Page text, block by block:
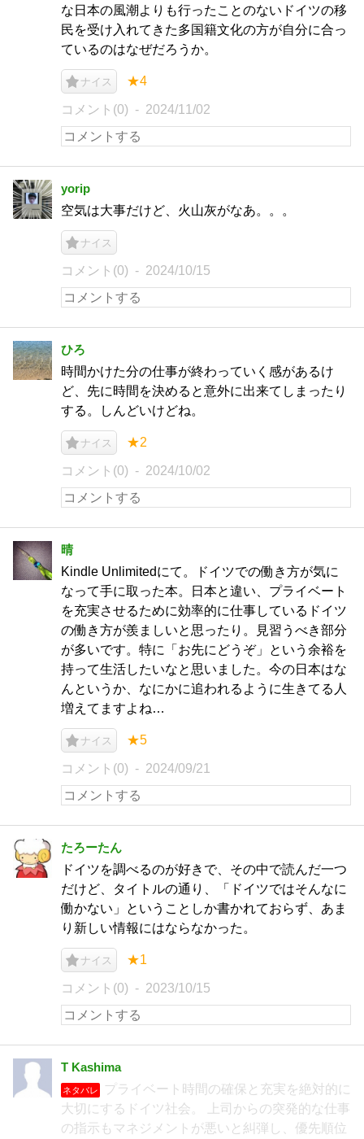
な日本の風潮よりも行ったことのないドイツの移
民を受け入れてきた多国籍文化の方が自分に合っ
ているのはなぜだろうか。
ナイス ★4
コメント(0) 2024/11/02
yorip
空気は大事だけど、火山灰がなあ。。。
ナイス
コメント(0) 2024/10/15
ひろ
時間かけた分の仕事が終わっていく感があるけ
ど、先に時間を決めると意外に出来てしまったり
する。しんどいけどね。
ナイス ★2
コメント(0) 2024/10/02
晴
Kindle Unlimitedにて。ドイツでの働き方が気に
なって手に取った本。日本と違い、プライベート
を充実させるために効率的に仕事しているドイツ
の働き方が羨ましいと思ったり。見習うべき部分
が多いです。特に「お先にどうぞ」という余裕を
持って生活したいなと思いました。今の日本はな
んというか、なにかに追われるように生きてる人
増えてますよね…
ナイス ★5
コメント(0) 2024/09/21
たろーたん
ドイツを調べるのが好きで、その中で読んだ一つ
だけど、タイトルの通り、「ドイツではそんなに
働かない」ということしか書かれておらず、あま
り新しい情報にはならなかった。
ナイス ★1
コメント(0) 2023/10/15
T Kashima
ネタバレ
プライベート時間の確保と充実を絶対的に
大切にするドイツ社会。 上司からの突発的な仕事
の指示もマネジメントが悪いと糾弾し、優先順位